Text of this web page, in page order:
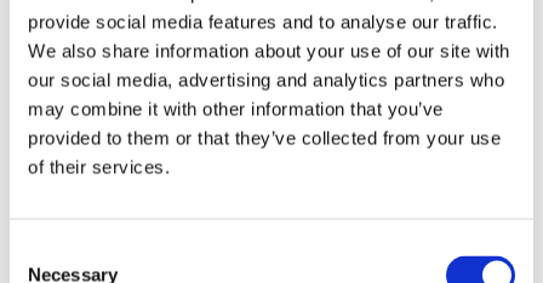
provide social media features and to analyse our traffic.
We also share information about your use of our site with
our social media, advertising and analytics partners who
may combine it with other information that you’ve
provided to them or that they’ve collected from your use
of their services.
Necessary
Dan Andersen
Kontakt kunstner